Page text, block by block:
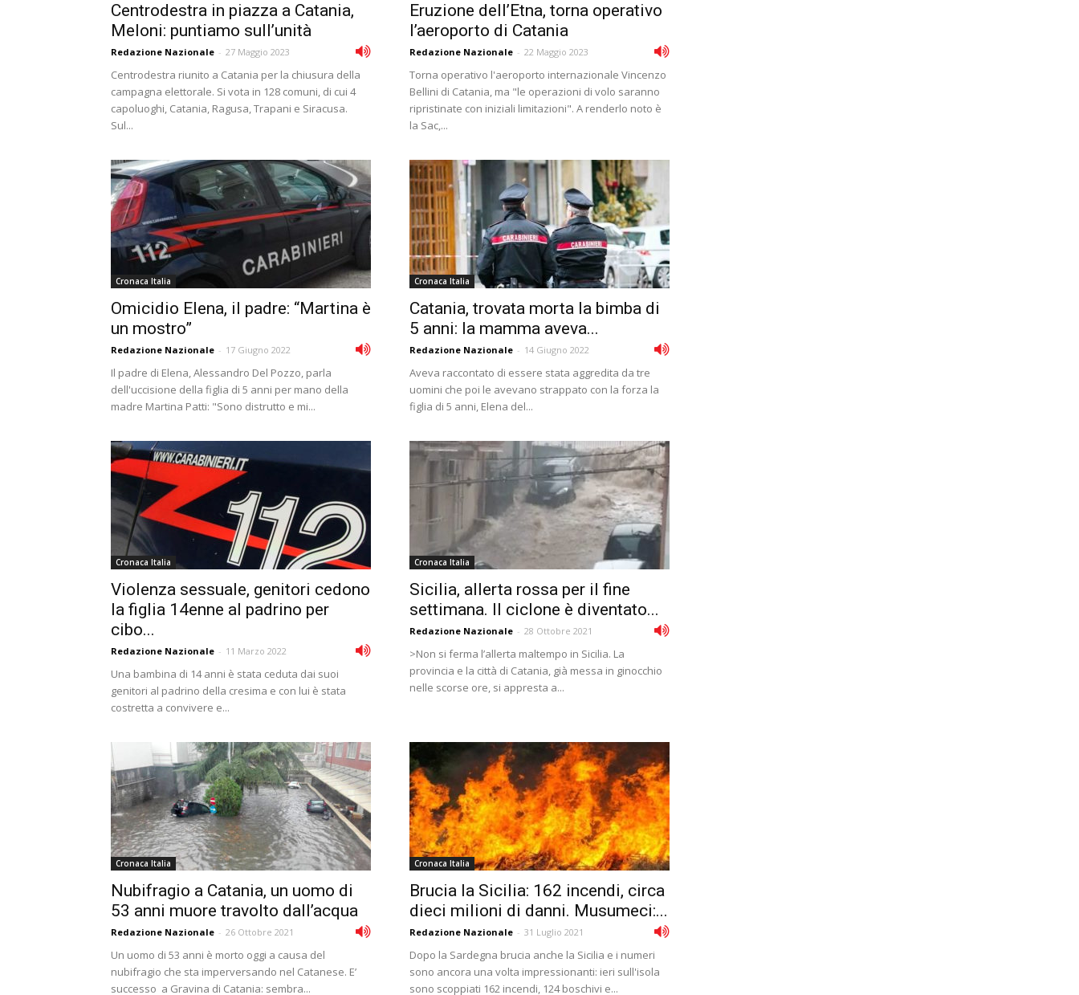
Centrodestra in piazza a Catania,
Meloni: puntiamo sull’unità
Redazione Nazionale - 27 Maggio 2023
Centrodestra riunito a Catania per la chiusura della
campagna elettorale. Si vota in 128 comuni, di cui 4
capoluoghi, Catania, Ragusa, Trapani e Siracusa.
Sul...
Eruzione dell’Etna, torna operativo
l’aeroporto di Catania
Redazione Nazionale - 22 Maggio 2023
Torna operativo l'aeroporto internazionale Vincenzo
Bellini di Catania, ma "le operazioni di volo saranno
ripristinate con iniziali limitazioni". A renderlo noto è
la Sac,...
Cronaca Italia
Omicidio Elena, il padre: “Martina è
un mostro”
Redazione Nazionale - 17 Giugno 2022
Il padre di Elena, Alessandro Del Pozzo, parla
dell'uccisione della figlia di 5 anni per mano della
madre Martina Patti: "Sono distrutto e mi...
Cronaca Italia
Catania, trovata morta la bimba di
5 anni: la mamma aveva...
Redazione Nazionale - 14 Giugno 2022
Aveva raccontato di essere stata aggredita da tre
uomini che poi le avevano strappato con la forza la
figlia di 5 anni, Elena del...
Cronaca Italia
Violenza sessuale, genitori cedono
la figlia 14enne al padrino per
cibo...
Redazione Nazionale - 11 Marzo 2022
Una bambina di 14 anni è stata ceduta dai suoi
genitori al padrino della cresima e con lui è stata
costretta a convivere e...
Cronaca Italia
Sicilia, allerta rossa per il fine
settimana. Il ciclone è diventato...
Redazione Nazionale - 28 Ottobre 2021
>Non si ferma l’allerta maltempo in Sicilia. La
provincia e la città di Catania, già messa in ginocchio
nelle scorse ore, si appresta a...
Cronaca Italia
Nubifragio a Catania, un uomo di
53 anni muore travolto dall’acqua
Redazione Nazionale - 26 Ottobre 2021
Un uomo di 53 anni è morto oggi a causa del
nubifragio che sta imperversando nel Catanese. E’
successo a Gravina di Catania: sembra...
Cronaca Italia
Brucia la Sicilia: 162 incendi, circa
dieci milioni di danni. Musumeci:...
Redazione Nazionale - 31 Luglio 2021
Dopo la Sardegna brucia anche la Sicilia e i numeri
sono ancora una volta impressionanti: ieri sull'isola
sono scoppiati 162 incendi, 124 boschivi e...